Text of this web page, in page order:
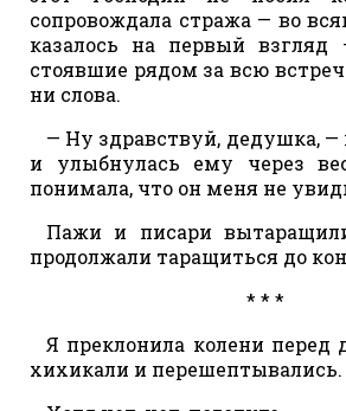
сопровождала стража — во
казалось на первый
стоявшие рядом за всю
ни слова.
— Ну здравствуй, дедушка, —
и улыбнулась ему через
понимала, что он меня не
Пажи и писари
продолжали таращиться до
* * *
Я преклонила колени перед
хихикали и перешептывались.